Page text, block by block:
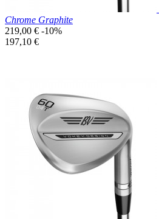
Chrome Graphite
Prix
de
219,00 € -10%
Prix
197,10 €
Prix réduit
Aperçu rapide